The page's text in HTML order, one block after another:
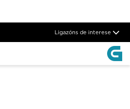
- CSAG
Ligazóns de interese